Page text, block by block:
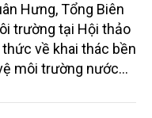
Hưng, Tổng Biên
trường tại Hội thảo
về khai thác bền
môi trường nước
và Môi trường